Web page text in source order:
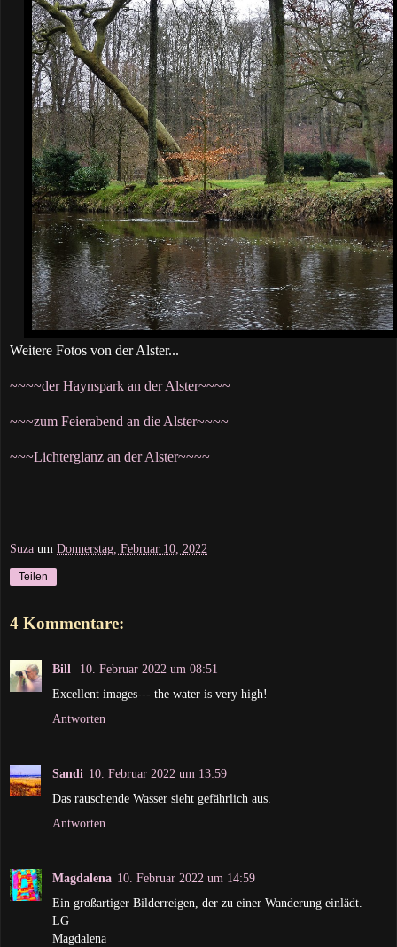
Weitere Fotos von der Alster...
~~~~der Haynspark an der Alster~~~~
~~~zum Feierabend an die Alster~~~~
~~~Lichterglanz an der Alster~~~~
Suza um Donnerstag, Februar 10, 2022
Teilen
4 Kommentare:
Bill
10. Februar 2022 um 08:51
Excellent images--- the water is very high!
Antworten
Sandi 10. Februar 2022 um 13:59
Das rauschende Wasser sieht gefährlich aus.
Antworten
Magdalena 10. Februar 2022 um 14:59
Ein großartiger Bilderreigen, der zu einer Wanderung einlädt.
LG
Magdalena